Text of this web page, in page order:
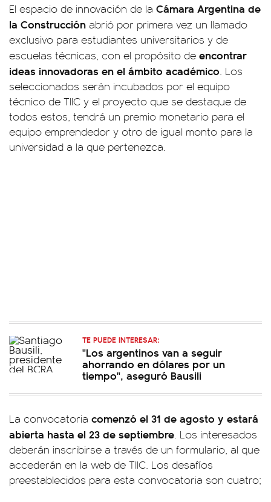
El espacio de innovación de la Cámara Argentina de
la Construcción abrió por primera vez un llamado
exclusivo para estudiantes universitarios y de
escuelas técnicas, con el propósito de encontrar
ideas innovadoras en el ámbito académico. Los
seleccionados serán incubados por el equipo
técnico de TIIC y el proyecto que se destaque de
todos estos, tendrá un premio monetario para el
equipo emprendedor y otro de igual monto para la
universidad a la que pertenezca.
TE PUEDE INTERESAR:
"Los argentinos van a seguir
ahorrando en dólares por un
tiempo", aseguró Bausili
La convocatoria comenzó el 31 de agosto y estará
abierta hasta el 23 de septiembre. Los interesados
deberán inscribirse a través de un formulario, al que
accederán en la web de TIIC. Los desafíos
preestablecidos para esta convocatoria son cuatro;